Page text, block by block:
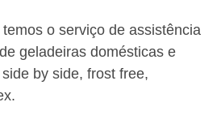
o serviço de assistência
geladeiras domésticas e
by side, frost free,